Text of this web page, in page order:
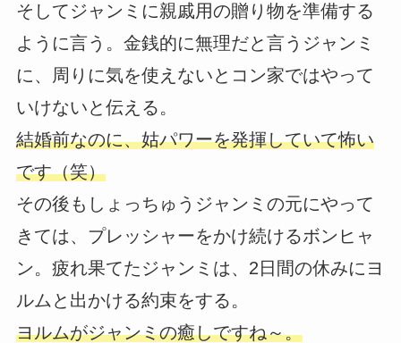
そしてジャンミに親戚用の贈り物を準備する
ように言う。金銭的に無理だと言うジャンミ
に、周りに気を使えないとコン家ではやって
いけないと伝える。
結婚前なのに、姑パワーを発揮していて怖い
です（笑）
その後もしょっちゅうジャンミの元にやって
きては、プレッシャーをかけ続けるボンヒャ
ン。疲れ果てたジャンミは、2日間の休みにヨ
ルムと出かける約束をする。
ヨルムがジャンミの癒しですね～。